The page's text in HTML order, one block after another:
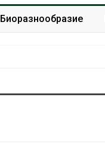
Биоразнообразие